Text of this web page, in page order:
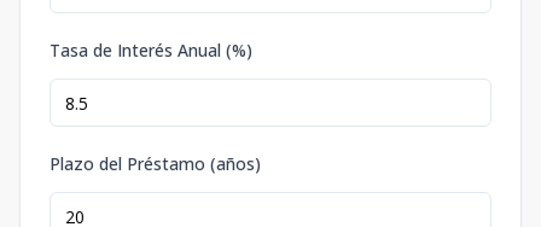
Tasa de Interés Anual (%)
Plazo del Préstamo (años)